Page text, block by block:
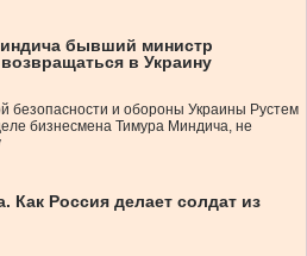
бывший министр
в Украину
безопасности и обороны Украины Рустем
бизнесмена Тимура Миндича, не
Как Россия делает солдат из